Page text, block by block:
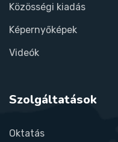
Közösségi kiadás
Képernyőképek
Videók
Szolgáltatások
Oktatás